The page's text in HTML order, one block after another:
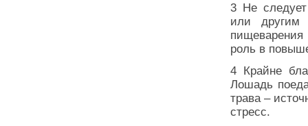
3 Не
или другим
пищеварения
роль в
4 Крайне
Лошадь
трава –
стресс.